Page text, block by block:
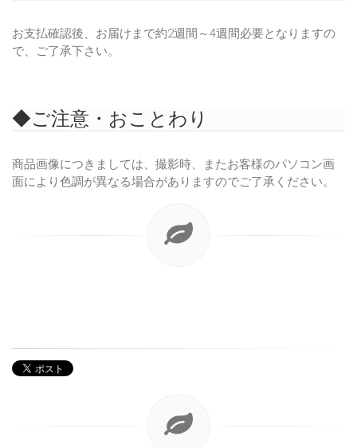
お支払確認後、お届けまで約2週間～4週間必要となりますの
で、ご了承下さい。
◆ご注意・おことわり
商品画像につきましては、撮影時、またお客様のパソコン画
面により色調が異なる場合がありますのでご了承ください。